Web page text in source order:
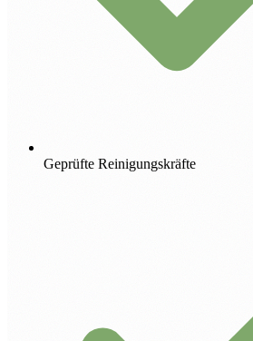
Geprüfte Reinigungskräfte